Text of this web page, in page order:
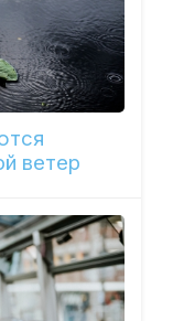
ветер